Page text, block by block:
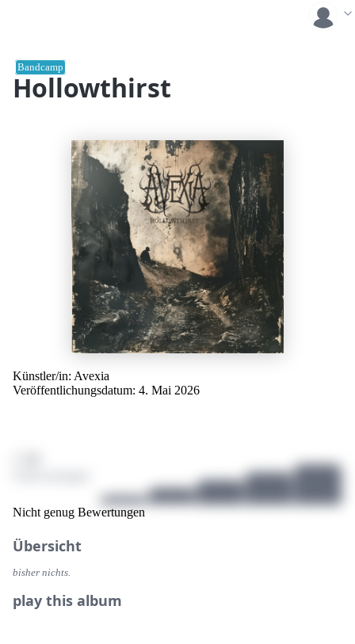
Hollowthirst
Bandcamp
Künstler/in: Avexia
Veröffentlichungsdatum: 4. Mai 2026
Nicht genug Bewertungen
Übersicht
bisher nichts.
play this album